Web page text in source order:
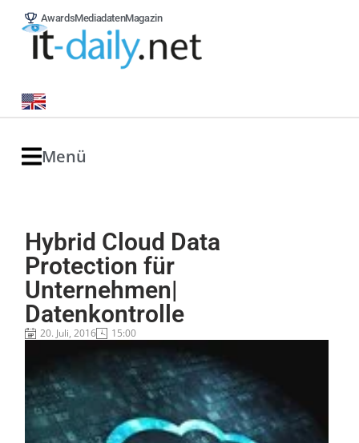
AwardsMediadatenMagazin
Menü
Hybrid Cloud Data
Protection für
Unternehmen|
Datenkontrolle
20. Juli, 2016 15:00